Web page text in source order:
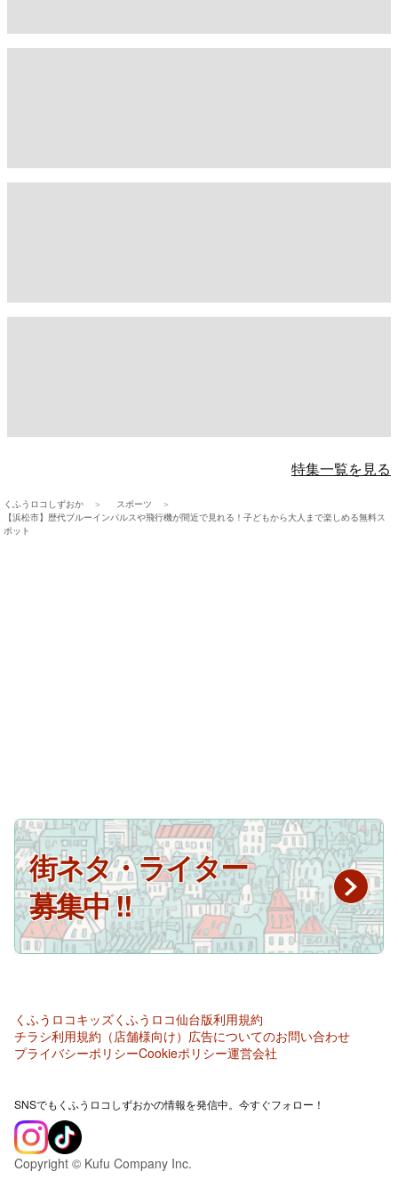
特集一覧を見る
くふうロコしずおか
スポーツ
【浜松市】歴代ブルーインパルスや飛行機が間近で見れる！子どもから大人まで楽しめる無料ス
ポット
街ネタ・ライター
募集中 !!
くふうロコキッズくふうロコ仙台版利用規約
チラシ利用規約（店舗様向け） 広告についてのお問い合わせ
プライバシーポリシーCookieポリシー運営会社
SNSでもくふうロコしずおかの情報を発信中。今すぐフォロー！
Copyright © Kufu Company Inc.